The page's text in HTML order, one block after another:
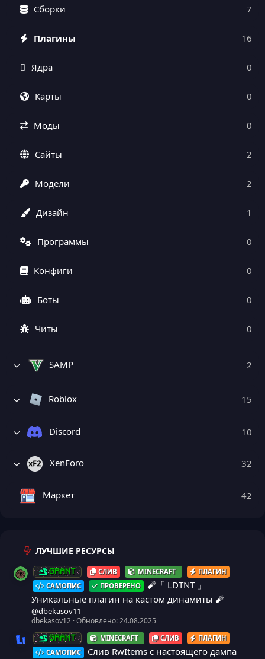
Сборки 7
Плагины 16
Ядра 0
Карты 0
Моды 0
Сайты 2
Модели 2
Дизайн 1
Программы 0
Конфиги 0
Боты 0
Читы 0
SAMP 2
Roblox 15
Discord 10
XenForo 32
Маркет 42
ЛУЧШИЕ РЕСУРСЫ
GRANT СЛИВ MINECRAFT
ПЛАГИН
САМОПИС
ПРОВЕРЕНО
🧨「 LDTNT 」
Уникальные плагин на кастом динамиты 🧨
@dbekasov11
dbekasov12 Обновлено:24.08.2025
Иконка ресурса
GRANT MINECRAFT СЛИВ
ПЛАГИН
САМОПИС
Слив RwItems с настоящего дампа